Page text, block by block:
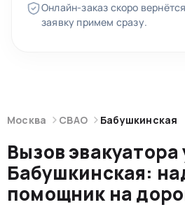
Онлайн-заказ скоро
заявку примем сразу.
Москва СВАО Бабушкинская
Вызов эвакуатора
Бабушкинская:
помощник на